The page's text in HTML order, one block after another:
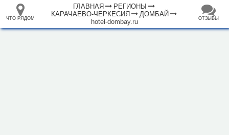
ОТЗЫВЫ
ЧТО РЯДОМ
ГЛАВНАЯ
РЕГИОНЫ
КАРАЧАЕВО-ЧЕРКЕСИЯ
ДОМБАЙ
hotel-dombay.ru